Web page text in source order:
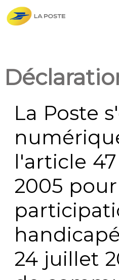
La Poste
l'article 47
2005
24 juillet